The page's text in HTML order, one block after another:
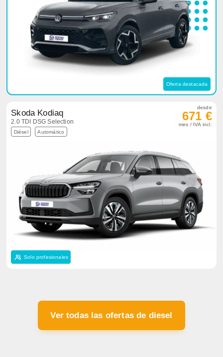
Oferta destacada
Skoda Kodiaq
2.0 TDI DSG Selection
Diésel Automático
desde
671 €
mes / IVA incl.
Solo profesionales
Ver todas las ofertas de diesel